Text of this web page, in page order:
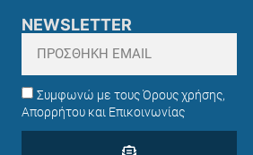
NEWSLETTER
Συμφωνώ με τους Όρους χρήσης,
Απορρήτου και Επικοινωνίας